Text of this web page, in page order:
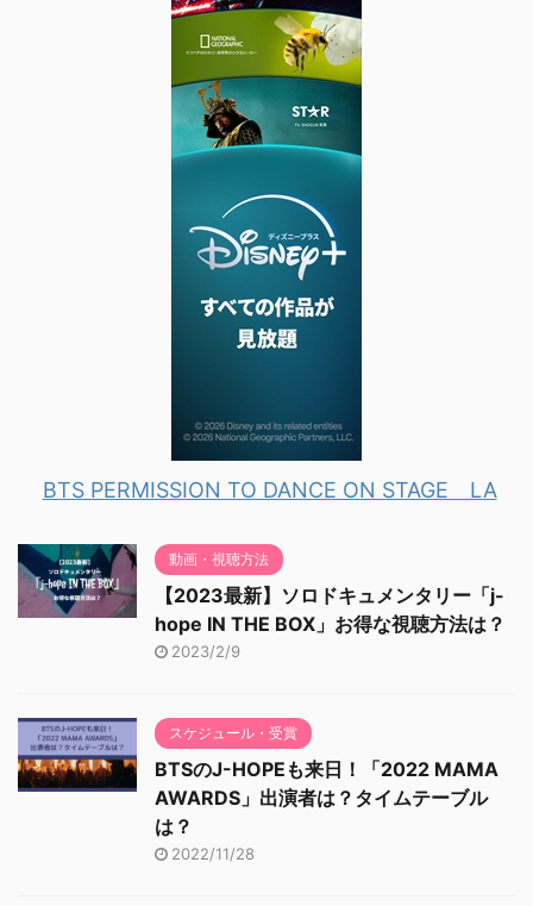
BTS PERMISSION TO DANCE ON STAGE LA
動画・視聴方法
【2023最新】ソロドキュメンタリー「j-
hope IN THE BOX」お得な視聴方法は？
2023/2/9
スケジュール・受賞
BTSのJ-HOPEも来日！「2022 MAMA
AWARDS」出演者は？タイムテーブル
は？
2022/11/28